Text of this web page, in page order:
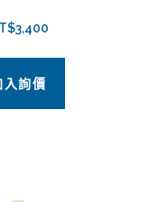
3,400
入詢價